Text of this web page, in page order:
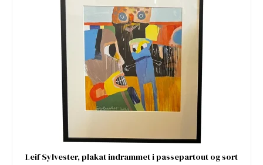
Leif Sylvester, plakat indrammet i passepartout og sort